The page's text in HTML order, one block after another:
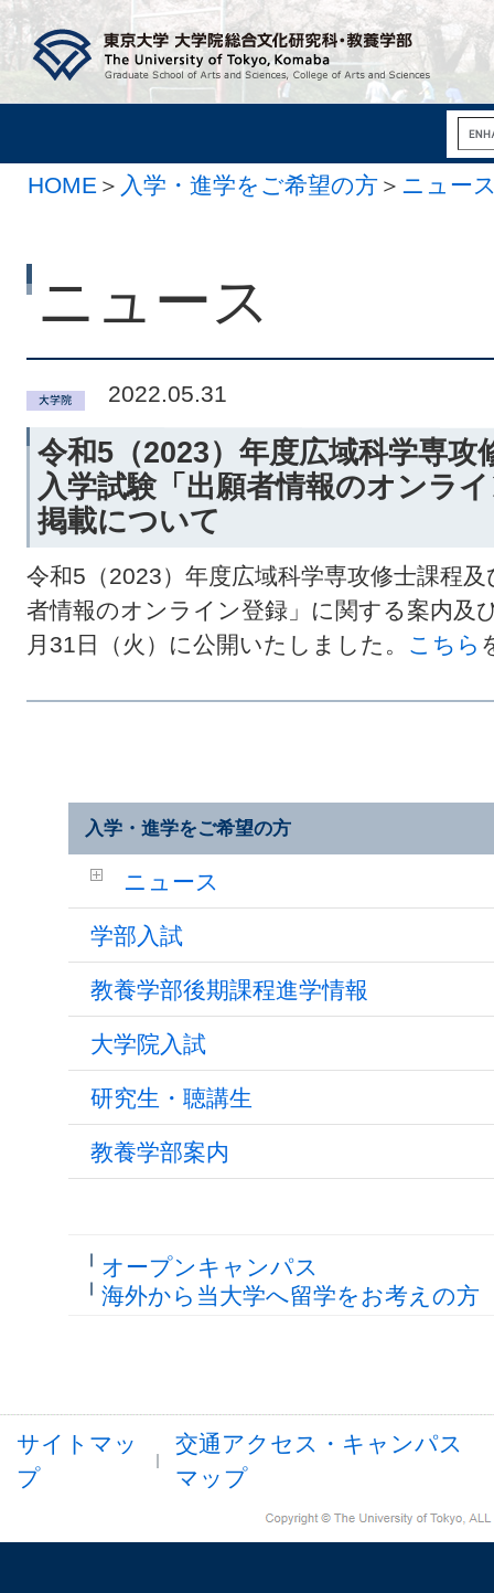
HOME ＞ 入学・進学をご希望の方 ＞ ニュー
ニュース
2022.05.31
令和5（2023）年度広域科学専攻
入学試験「出願者情報のオンラ
掲載について
令和5（2023）年度広域科学専攻修士課程
者情報のオンライン登録」に関する案内及
月31日（火）に公開いたしました。 こちら
入学・進学をご希望の方
ニュース
学部入試
教養学部後期課程進学情報
大学院入試
研究生・聴講生
教養学部案内
オープンキャンパス
海外から当大学へ留学をお考えの方
サイトマッ
プ
交通アクセス・キャンパス
マップ